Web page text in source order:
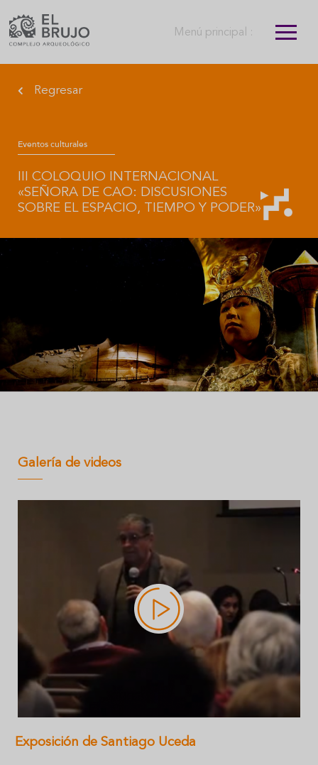
Menú principal :
Regresar
Eventos culturales
III COLOQUIO INTERNACIONAL
«SEÑORA DE CAO: DISCUSIONES
SOBRE EL ESPACIO, TIEMPO Y PODER»
Galería de videos
Exposición de Santiago Uceda